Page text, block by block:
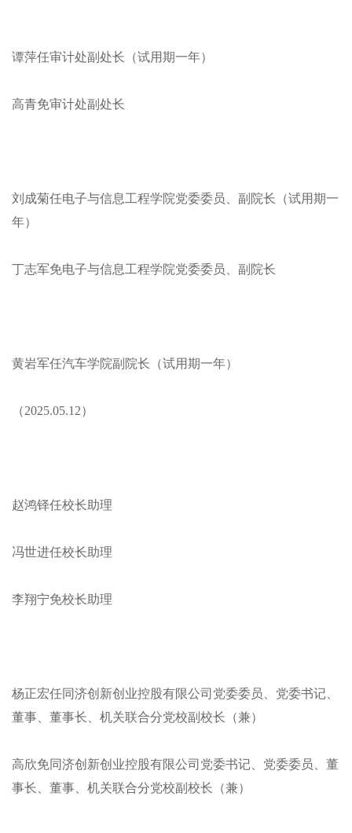
谭萍任审计处副处长（试用期一年）
高青免审计处副处长
刘成菊任电子与信息工程学院党委委员、副院长（试用期一
年）
丁志军免电子与信息工程学院党委委员、副院长
黄岩军任汽车学院副院长（试用期一年）
（2025.05.12）
赵鸿铎任校长助理
冯世进任校长助理
李翔宁免校长助理
杨正宏任同济创新创业控股有限公司党委委员、党委书记、
董事、董事长、机关联合分党校副校长（兼）
高欣免同济创新创业控股有限公司党委书记、党委委员、董
事长、董事、机关联合分党校副校长（兼）